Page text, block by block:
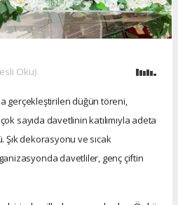
Oku)
gerçekleştirilen düğün töreni,
sayıda davetlinin katılımıyla adeta
dekorasyonu ve sıcak
davetliler, genç çiftin